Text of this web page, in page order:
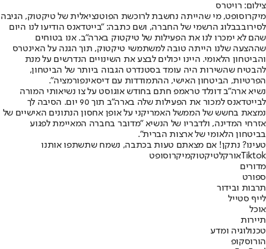
צילום: רויטרס
מיקרוסופט, מי שהייתה נחשבת לרוכשת הפוטנציאלית של טיקטוק, הגיבה
לסירובבבלוג הרשמי של החברה, ושם כתבה: "בייטדאנס הודיעו לנו היום
שהם לא ימכרו לנו את הפעילות של טיקטוק בארה"ב. אנו בטוחים
שההצעה שלנו הייתה טובה למשתמשי טיקטוק, תוך הגנה על האינטרס
והביטחון הלאומי. היינו יכולים לבצע את השינויים הנדרשים על מנת
להבטיח שהשירות היה עומד בסטנדרט הגבוה ביותר של הביטחון,
הפרטיות, הביטחון האישי, ההתמודדות עם דיסאינפורמציה".
נשיא ארה"ב דונלד טראמפ חתם בחודש אוגוסט על צו נשיאותי המורה
לבייטדאנס למכור את הפעילות שלה בארה"ב תוך 90 יום. הסיבה לך
נמצאת בחשש של הממשל האמריקני על אופן אחסון הנתונים האישיים של
אזרחי המדינה, ולדבריו של הנשיא "מדובר בחברה המאיימת לפגוע
בביטחון הלאומי של ארצות הברית".
טעינו? נתקן! אם מצאתם טעות בכתבה, נשמח שתשתפו אותנו
Tiktokאורקלטיקטוקמיקרוסופט
מדורים
ספורט
תרבות ובידור
לייף סטייל
אוכל
תיירות
טכנולוגיה ומדע
הורוסקופ